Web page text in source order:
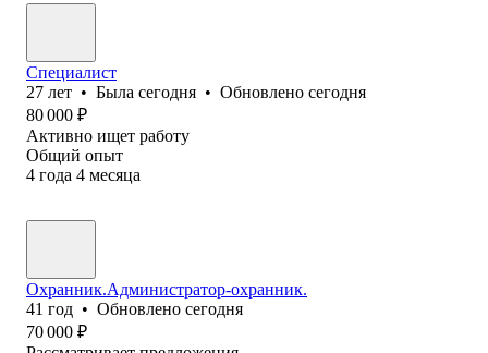
Специалист
27 лет • Была сегодня • Обновлено сегодня
80 000 ₽
Активно ищет работу
Общий опыт
4 года 4 месяца
Охранник.Администратор-охранник.
41 год • Обновлено сегодня
70 000 ₽